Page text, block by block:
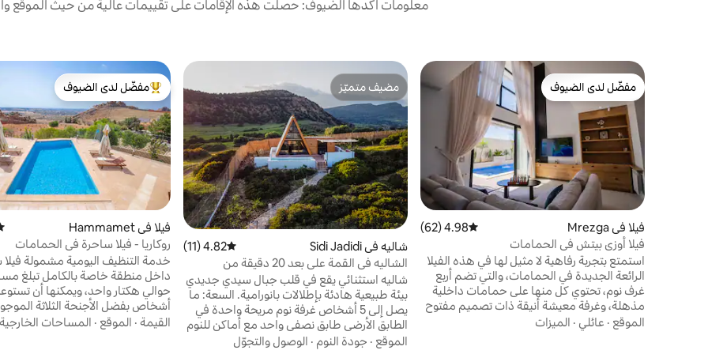
معلومات أكدها الضيوف: حصلت هذه الإقامات على تقييمات عالية من حيث الموقع
مفضّل لدى الضيوف
مفضّل لدى الضيوف
فيلا في Mrezga متوسط التقييم 4.98 من 5، 62 مراجعات
4.98 (62)
فيلا أوزي بيتش في الحمامات
استمتع بتجربة رفاهية لا مثيل لها في هذه الفيلا
الرائعة الجديدة في الحمامات، والتي تضم أربع
غرف نوم، تحتوي كل منها على حمامات داخلية
مذهلة، وغرفة معيشة أنيقة ذات تصميم مفتوح
ومطبخ يطل على حمام سباحة جميل وجذاب.
استرخ في غرفة الألعاب المخصصة مع طاولة
الموقع · عائلي · الميزات
مضيف متميّز
مضيف متميّز
شاليه في Sidi Jadidi متوسط التقييم 4.82 من 5، 11 مراجعات
4.82 (11)
الشاليه في القمة على بعد 20 دقيقة من
الحمامات
شاليه استثنائي يقع في قلب جبال سيدي جديدي
بيئة طبيعية هادئة بإطلالات بانورامية. السعة: ما
يصل إلى 5 أشخاص غرفة نوم مريحة واحدة في
الطابق الأرضي طابق نصفي واحد مع أماكن للنوم
غرفة معيشة مضيئة بإطلالات مباشرة على الجبل
الموقع · جودة النوم · الوصول والتجوّل
من أبرز البيوت المفضّلة لدى الضيوف
مفضّل لدى الضيوف
فيلا في Hammamet
روكاريا - فيلا ساحرة في الحمامات
خدمة التنظيف
داخل منطقة خاصة بالكامل تبلغ
أشخاص بفضل الأجنحة الثلاثة
القيمة · الموقع · المساحات الخارجية